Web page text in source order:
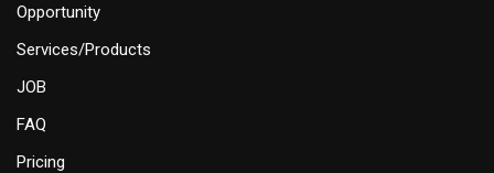
Opportunity
Services/Products
JOB
FAQ
Pricing